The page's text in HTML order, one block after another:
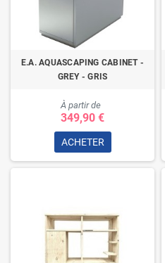
E.A. AQUASCAPING CABINET -
GREY - GRIS
À partir de
349,90 €
ACHETER